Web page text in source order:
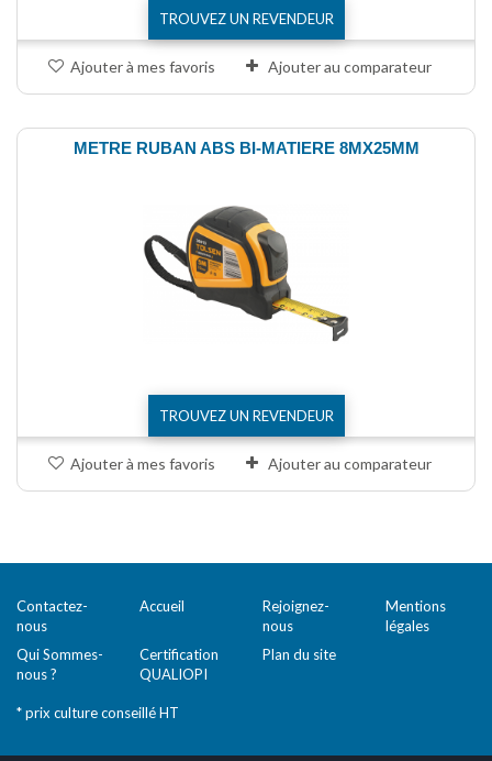
TROUVEZ UN REVENDEUR
Ajouter à mes favoris Ajouter au comparateur
METRE RUBAN ABS BI-MATIERE 8MX25MM
TROUVEZ UN REVENDEUR
Ajouter à mes favoris Ajouter au comparateur
Contactez-
nous
Accueil
Rejoignez-
nous
Mentions
légales
Qui Sommes-
nous ?
Certification
QUALIOPI
Plan du site
* prix culture conseillé HT